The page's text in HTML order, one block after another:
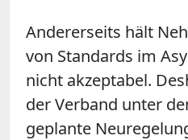
Andererseits hält
von Standards im
nicht akzeptabel.
der Verband unter
geplante